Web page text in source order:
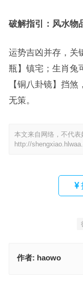
破解指引：风水物
运势吉凶并存，关
瓶】镇宅；生肖兔
【铜八卦镜】挡
无策。
本文来自网络，不代表
http://
作者: haowo